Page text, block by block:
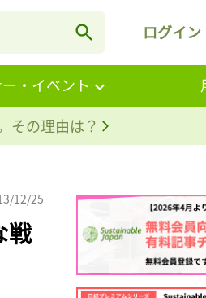
ログイン
・イベント
その理由は？
12/25
戦